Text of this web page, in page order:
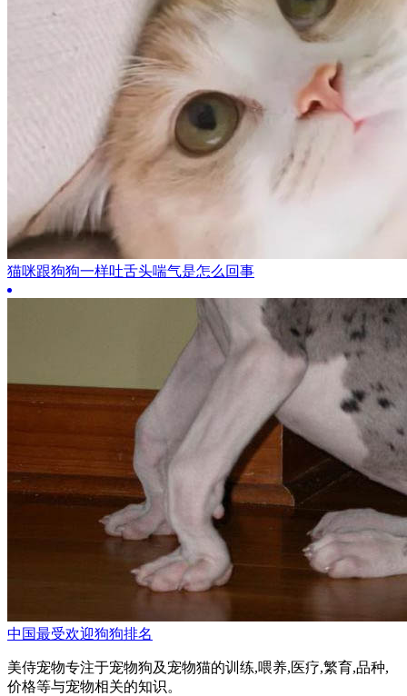
猫咪跟狗狗一样吐舌头喘气是怎么回事
中国最受欢迎狗狗排名
美侍宠物专注于宠物狗及宠物猫的训练,喂养,医疗,繁育,品种,
价格等与宠物相关的知识。